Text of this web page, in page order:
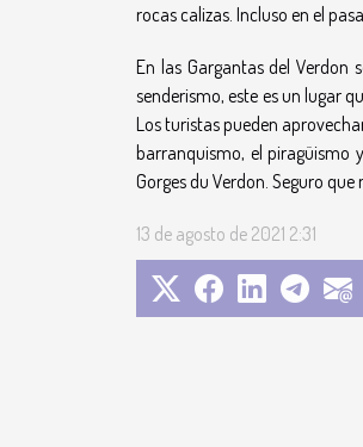
rocas calizas. Incluso en el
En las Gargantas del Verdon
senderismo, este es un lugar
Los turistas pueden
barranquismo, el piragüismo
Gorges du Verdon. Seguro
13 de agosto de 2021 2:31